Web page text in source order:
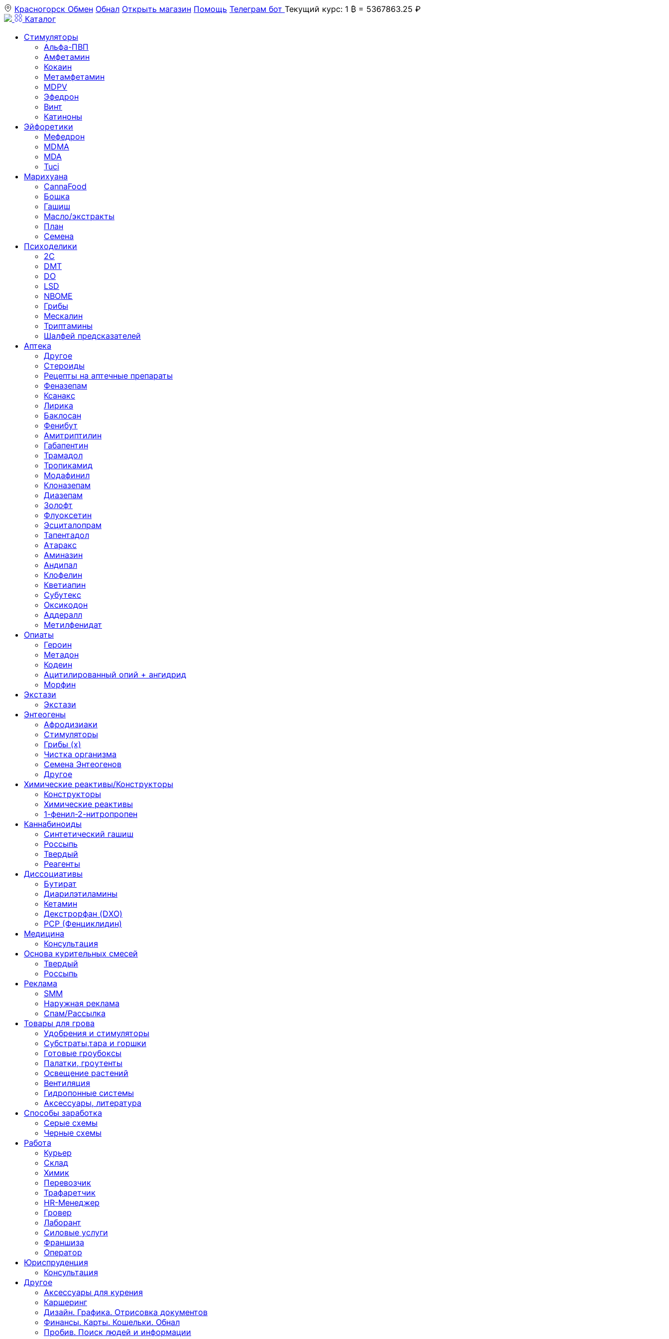
Красногорск Обмен Обнал Открыть магазин Помощь Телеграм бот Текущий курс: 1 ₿ = 5367863.25 ₽
Каталог
Стимуляторы
Альфа-ПВП
Амфетамин
Кокаин
Метамфетамин
MDPV
Эфедрон
Винт
Катиноны
Эйфоретики
Мефедрон
MDMA
MDA
Tuci
Марихуана
CannaFood
Бошка
Гашиш
Масло/экстракты
План
Семена
Психоделики
2C
DMT
DO
LSD
NBOME
Грибы
Мескалин
Триптамины
Шалфей предсказателей
Аптека
Другое
Стероиды
Рецепты на аптечные препараты
Феназепам
Ксанакс
Лирика
Баклосан
Фенибут
Амитриптилин
Габапентин
Трамадол
Тропикамид
Модафинил
Клоназепам
Диазепам
Золофт
Флуоксетин
Эсциталопрам
Тапентадол
Атаракс
Аминазин
Андипал
Клофелин
Кветиапин
Субутекс
Оксикодон
Аддералл
Метилфенидат
Опиаты
Героин
Метадон
Кодеин
Ацитилированный опий + ангидрид
Морфин
Экстази
Экстази
Энтеогены
Афродизиаки
Стимуляторы
Грибы (х)
Чистка организма
Семена Энтеогенов
Другое
Химические реактивы/Конструкторы
Конструкторы
Химические реактивы
1-фенил-2-нитропропен
Каннабиноиды
Синтетический гашиш
Россыпь
Твердый
Реагенты
Диссоциативы
Бутират
Диарилэтиламины
Кетамин
Декстрорфан (DXO)
PCP (Фенциклидин)
Медицина
Консультация
Основа курительных смесей
Твердый
Россыпь
Реклама
SMM
Наружная реклама
Спам/Рассылка
Товары для грова
Удобрения и стимуляторы
Субстраты,тара и горшки
Готовые гроубоксы
Палатки, гроутенты
Освещение растений
Вентиляция
Гидропонные системы
Аксессуары, литература
Способы заработка
Серые схемы
Черные схемы
Работа
Курьер
Склад
Химик
Перевозчик
Трафаретчик
HR-Менеджер
Гровер
Лаборант
Силовые услуги
Франшиза
Оператор
Юриспруденция
Консультация
Другoе
Аксессуары для курения
Каршеринг
Дизайн. Графика. Отрисовка документов
Финансы. Карты. Кошельки. Обнал
Пробив. Поиск людей и информации